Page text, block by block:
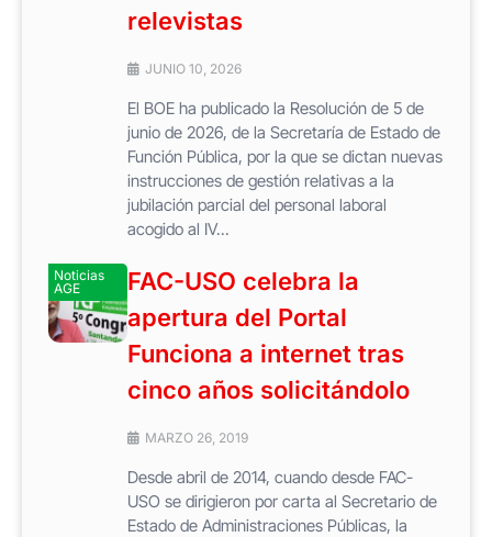
relevistas
JUNIO 10, 2026
El BOE ha publicado la Resolución de 5 de
junio de 2026, de la Secretaría de Estado de
Función Pública, por la que se dictan nuevas
instrucciones de gestión relativas a la
jubilación parcial del personal laboral
acogido al IV...
Noticias
AGE
FAC-USO celebra la
apertura del Portal
Funciona a internet tras
cinco años solicitándolo
MARZO 26, 2019
Desde abril de 2014, cuando desde FAC-
USO se dirigieron por carta al Secretario de
Estado de Administraciones Públicas, la